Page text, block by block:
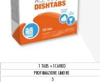
1 TABS = 1CARICO
PROFUMAZIONE LIMONE
5